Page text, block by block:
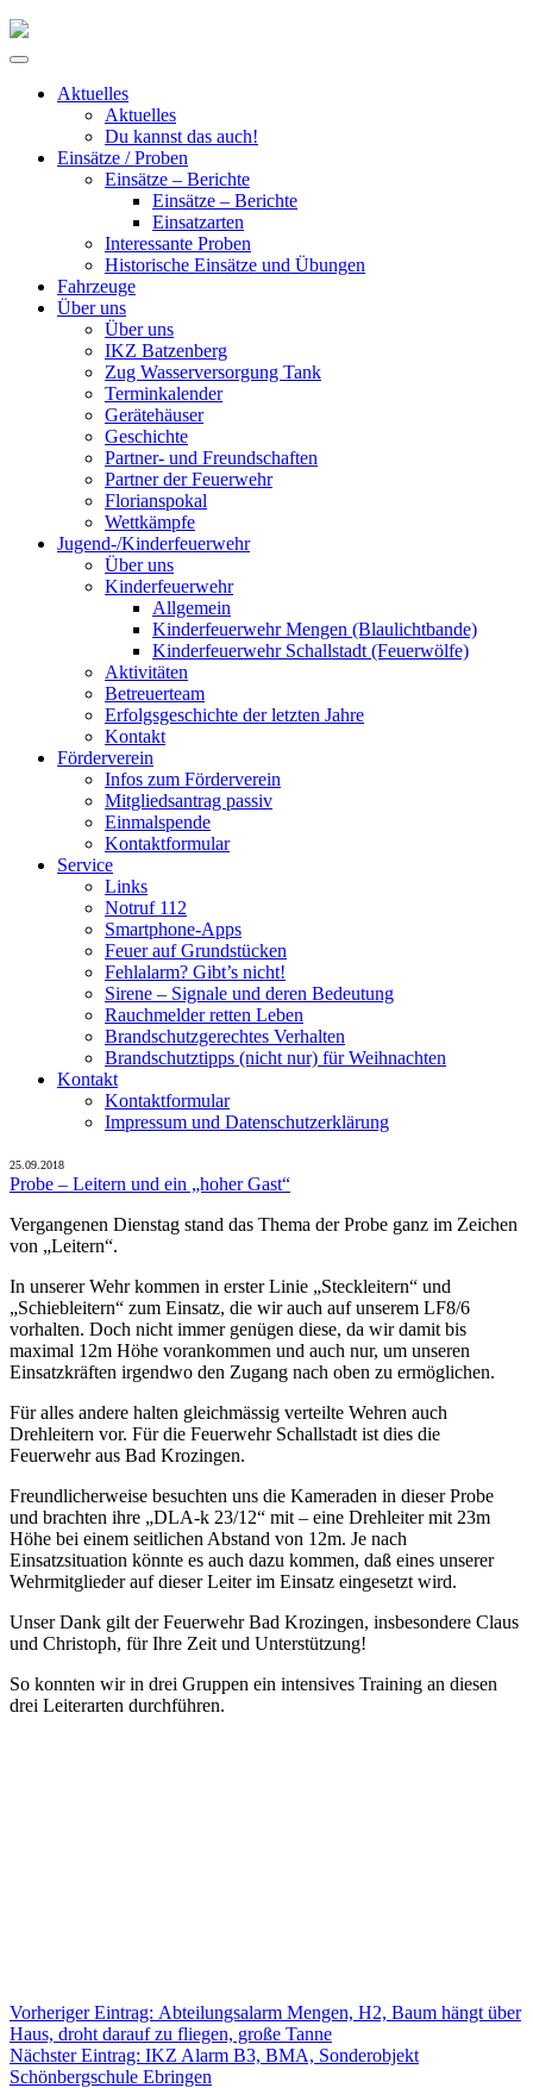
Skip
Primary
Aktuelles
Aktuelles
Du kannst das auch!
Einsätze / Proben
Einsätze – Berichte
Einsätze – Berichte
Einsatzarten
Interessante Proben
Historische Einsätze und Übungen
Fahrzeuge
Über uns
Über uns
IKZ Batzenberg
Zug Wasserversorgung Tank
Terminkalender
Gerätehäuser
Geschichte
Partner- und Freundschaften
Partner der Feuerwehr
Florianspokal
Wettkämpfe
Jugend-/Kinderfeuerwehr
Über uns
Kinderfeuerwehr
Allgemein
Kinderfeuerwehr Mengen (Blaulichtbande)
Kinderfeuerwehr Schallstadt (Feuerwölfe)
Aktivitäten
Betreuerteam
Erfolgsgeschichte der letzten Jahre
Kontakt
Förderverein
Infos zum Förderverein
Mitgliedsantrag passiv
Einmalspende
Kontaktformular
Service
Links
Notruf 112
Smartphone-Apps
Feuer auf Grundstücken
Fehlalarm? Gibt’s nicht!
Sirene – Signale und deren Bedeutung
Rauchmelder retten Leben
Brandschutzgerechtes Verhalten
Brandschutztipps (nicht nur) für Weihnachten
Kontakt
Kontaktformular
Impressum und Datenschutzerklärung
25.09.2018
Probe – Leitern und ein „hoher Gast“
Vergangenen Dienstag stand das Thema der Probe ganz im Zeichen
von „Leitern“.
In unserer Wehr kommen in erster Linie „Steckleitern“ und
„Schiebleitern“ zum Einsatz, die wir auch auf unserem LF8/6
vorhalten. Doch nicht immer genügen diese, da wir damit bis
maximal 12m Höhe vorankommen und auch nur, um unseren
Einsatzkräften irgendwo den Zugang nach oben zu ermöglichen.
Für alles andere halten gleichmässig verteilte Wehren auch
Drehleitern vor. Für die Feuerwehr Schallstadt ist dies die
Feuerwehr aus Bad Krozingen.
Freundlicherweise besuchten uns die Kameraden in dieser Probe
und brachten ihre „DLA-k 23/12“ mit – eine Drehleiter mit 23m
Höhe bei einem seitlichen Abstand von 12m. Je nach
Einsatzsituation könnte es auch dazu kommen, daß eines unserer
Wehrmitglieder auf dieser Leiter im Einsatz eingesetzt wird.
Unser Dank gilt der Feuerwehr Bad Krozingen, insbesondere Claus
und Christoph, für Ihre Zeit und Unterstützung!
So konnten wir in drei Gruppen ein intensives Training an diesen
drei Leiterarten durchführen.
Beitragsnavigation
Vorheriger Eintrag: Vorheriger
Eintrag:
Abteilungsalarm Mengen, H2, Baum hängt über
Haus, droht darauf zu fliegen, große Tanne
Nächster Eintrag: Nächster
Eintrag:
IKZ Alarm B3, BMA, Sonderobjekt
Schönbergschule Ebringen